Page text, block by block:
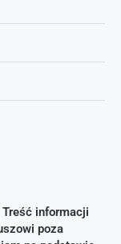
informacji
poza